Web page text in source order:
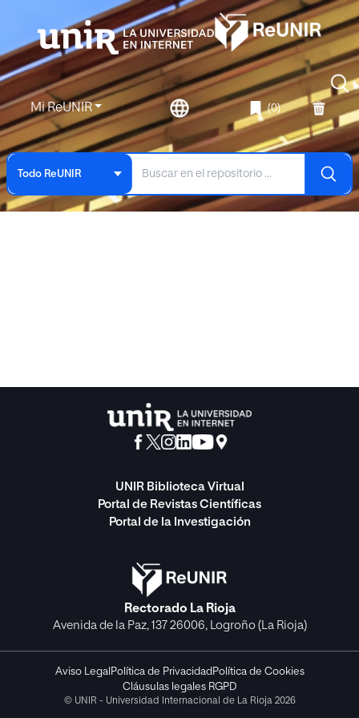
Mi ReUNIR (0)
Todo ReUNIR
UNIR Biblioteca Virtual
Portal de Revistas Científicas
Portal de la Investigación
Rectorado La Rioja
Avenida de la Paz, 137 26006, Logroño (La Rioja)
Aviso Legal Política de Privacidad Política de Cookies
Cláusulas legales RGPD
© UNIR - Universidad Internacional de La Rioja 2026